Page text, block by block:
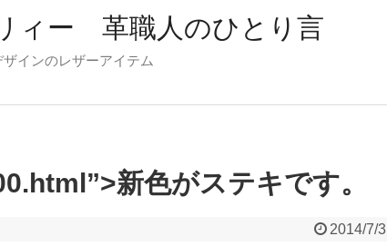
ィー 革職人のひとり言
ザインのレザーアイテム
新色がステキです。
2014/7/3